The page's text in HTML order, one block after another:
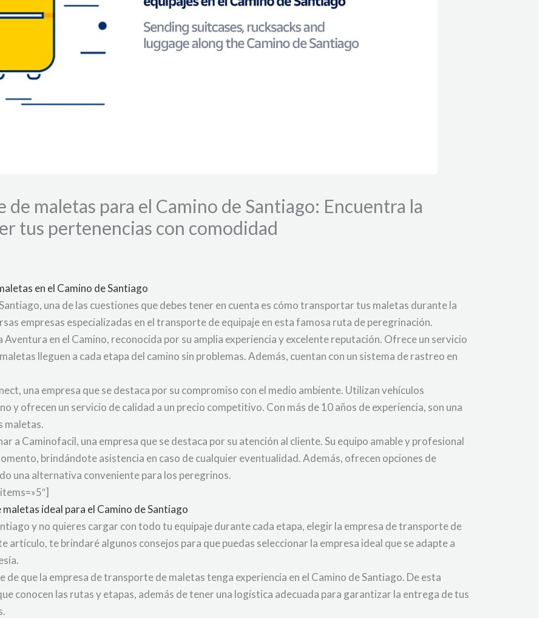
de maletas para el Camino de Santiago: Encuentra la
tus pertenencias con comodidad
en el Camino de Santiago
una de las cuestiones que debes tener en cuenta es cómo transportar tus maletas durante la
empresas especializadas en el transporte de equipaje en esta famosa ruta de peregrinación.
Aventura en el Camino, reconocida por su amplia experiencia y excelente reputación. Ofrece un servicio
lleguen a cada etapa del camino sin problemas. Además, cuentan con un sistema de rastreo en
una empresa que se destaca por su compromiso con el medio ambiente. Utilizan vehículos
y ofrecen un servicio de calidad a un precio competitivo. Con más de 10 años de experiencia, son una
maletas.
a Caminofacil, una empresa que se destaca por su atención al cliente. Su equipo amable y profesional
brindándote asistencia en caso de cualquier eventualidad. Además, ofrecen opciones de
una alternativa conveniente para los peregrinos.
ideal para el Camino de Santiago
y no quieres cargar con todo tu equipaje durante cada etapa, elegir la empresa de transporte de
artículo, te brindaré algunos consejos para que puedas seleccionar la empresa ideal que se adapte a
que la empresa de transporte de maletas tenga experiencia en el Camino de Santiago. De esta
conocen las rutas y etapas, además de tener una logística adecuada para garantizar la entrega de tus